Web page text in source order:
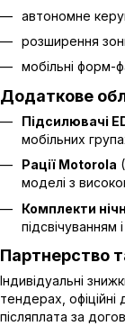
автономне
розширення
мобільні форм-
Додаткове
Підсилювачі
мобільних
Рації Motorola
моделі з
Комплекти
підсвічуванням
Партнерство
Індивідуальні
тендерах,
післяплата за